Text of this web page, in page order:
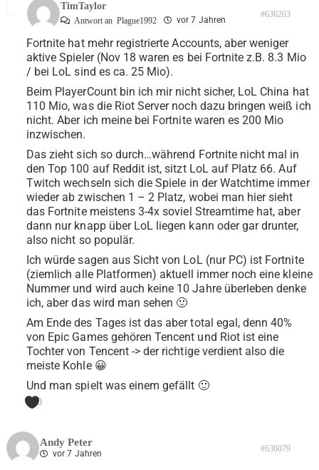
TimTaylor
Antwort an Plague1992 vor 7 Jahren
#636203
Fortnite hat mehr registrierte Accounts, aber weniger
aktive Spieler (Nov 18 waren es bei Fortnite z.B. 8.3 Mio
/ bei LoL sind es ca. 25 Mio).
Beim PlayerCount bin ich mir nicht sicher, LoL China hat
110 Mio, was die Riot Server noch dazu bringen weiß ich
nicht. Aber ich meine bei Fortnite waren es 200 Mio
inzwischen.
Das zieht sich so durch…während Fortnite nicht mal in
den Top 100 auf Reddit ist, sitzt LoL auf Platz 66. Auf
Twitch wechseln sich die Spiele in der Watchtime immer
wieder ab zwischen 1 – 2 Platz, wobei man hier sieht
das Fortnite meistens 3-4x soviel Streamtime hat, aber
dann nur knapp über LoL liegen kann oder gar drunter,
also nicht so populär.
Ich würde sagen aus Sicht von LoL (nur PC) ist Fortnite
(ziemlich alle Platformen) aktuell immer noch eine kleine
Nummer und wird auch keine 10 Jahre überleben denke
ich, aber das wird man sehen 🙂
Am Ende des Tages ist das aber total egal, denn 40%
von Epic Games gehören Tencent und Riot ist eine
Tochter von Tencent -> der richtige verdient also die
meiste Kohle 😀
Und man spielt was einem gefällt 🙂
0
Andy Peter
vor 7 Jahren #636079